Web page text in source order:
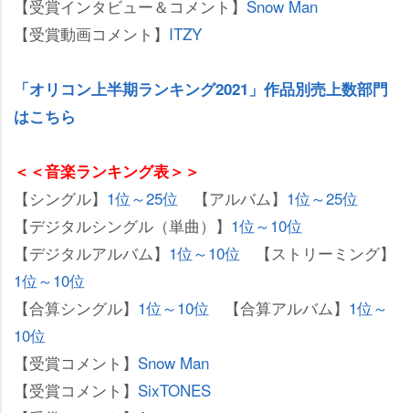
【受賞インタビュー＆コメント】 Snow Man
【受賞動画コメント】 ITZY
「オリコン上半期ランキング2021」作品別売上数部門
はこちら
＜＜音楽ランキング表＞＞
【シングル】 1位～25位 【アルバム】 1位～25位
【デジタルシングル（単曲）】 1位～10位
【デジタルアルバム】 1位～10位 【ストリーミング】
1位～10位
【合算シングル】 1位～10位 【合算アルバム】 1位～
10位
【受賞コメント】 Snow Man
【受賞コメント】 SixTONES